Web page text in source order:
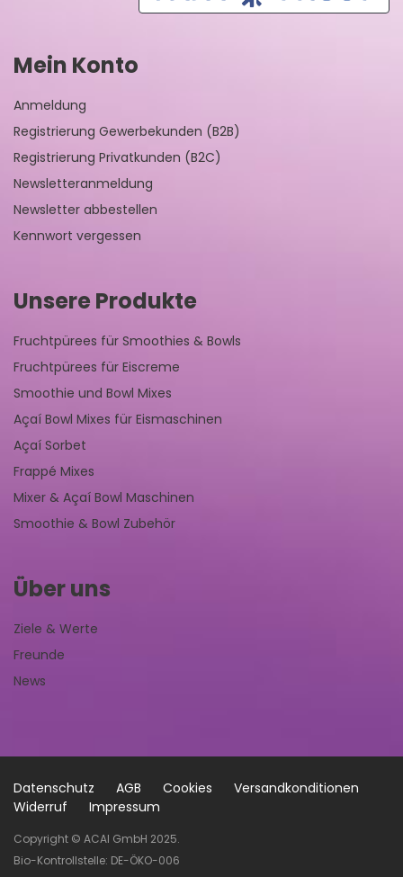
Mein Konto
Anmeldung
Registrierung Gewerbekunden (B2B)
Registrierung Privatkunden (B2C)
Newsletteranmeldung
Newsletter abbestellen
Kennwort vergessen
Unsere Produkte
Fruchtpürees für Smoothies & Bowls
Fruchtpürees für Eiscreme
Smoothie und Bowl Mixes
Açaí Bowl Mixes für Eismaschinen
Açaí Sorbet
Frappé Mixes
Mixer & Açaí Bowl Maschinen
Smoothie & Bowl Zubehör
Über uns
Ziele & Werte
Freunde
News
Datenschutz AGB Cookies
Versandkonditionen
Widerruf
Impressum
Copyright © ACAI GmbH 2025.
Bio-Kontrollstelle: DE-ÖKO-006